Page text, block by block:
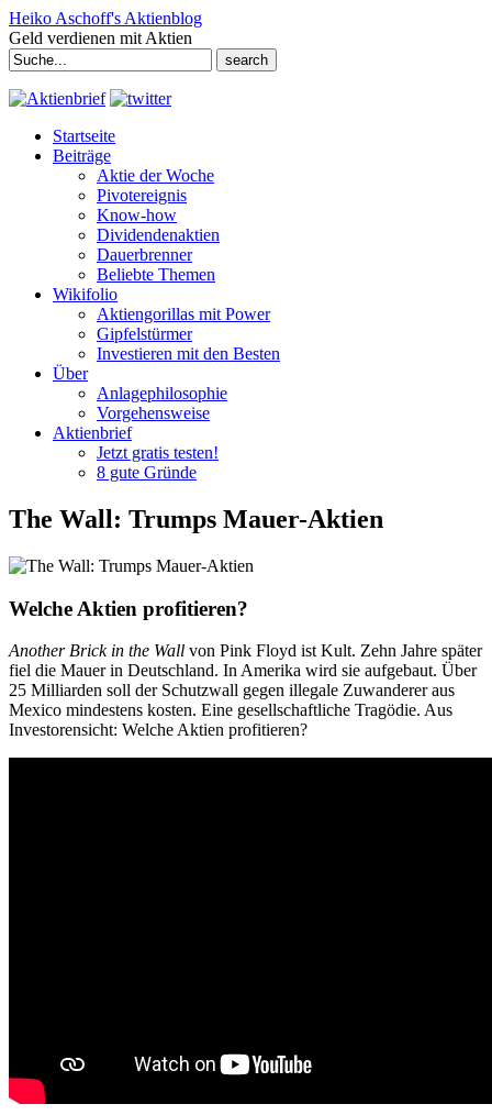
Heiko Aschoff's Aktienblog
Geld verdienen mit Aktien
Search
for:
Startseite
Beiträge
Aktie der Woche
Pivotereignis
Know-how
Dividendenaktien
Dauerbrenner
Beliebte Themen
Wikifolio
Aktiengorillas mit Power
Gipfelstürmer
Investieren mit den Besten
Über
Anlagephilosophie
Vorgehensweise
Aktienbrief
Jetzt gratis testen!
8 gute Gründe
The Wall: Trumps Mauer-Aktien
Welche Aktien profitieren?
Another Brick in the Wall von Pink Floyd ist Kult. Zehn Jahre später
fiel die Mauer in Deutschland. In Amerika wird sie aufgebaut. Über
25 Milliarden soll der Schutzwall gegen illegale Zuwanderer aus
Mexico mindestens kosten. Eine gesellschaftliche Tragödie. Aus
Investorensicht: Welche Aktien profitieren?